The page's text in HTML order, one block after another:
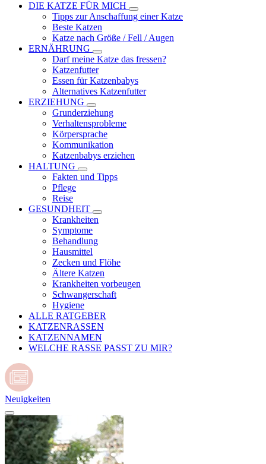
DIE KATZE FÜR MICH
Tipps zur Anschaffung einer Katze
Beste Katzen
Katze nach Größe / Fell / Augen
ERNÄHRUNG
Darf meine Katze das fressen?
Katzenfutter
Essen für Katzenbabys
Alternatives Katzenfutter
ERZIEHUNG
Grunderziehung
Verhaltensprobleme
Körpersprache
Kommunikation
Katzenbabys erziehen
HALTUNG
Fakten und Tipps
Pflege
Reise
GESUNDHEIT
Krankheiten
Symptome
Behandlung
Hausmittel
Zecken und Flöhe
Ältere Katzen
Krankheiten vorbeugen
Schwangerschaft
Hygiene
ALLE RATGEBER
KATZENRASSEN
KATZENNAMEN
WELCHE RASSE PASST ZU MIR?
Neuigkeiten